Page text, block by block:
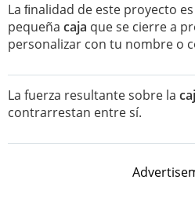
La ﬁnalidad de este proyecto
pequeña caja que se cierre a
personalizar con tu nombre o
La fuerza resultante sobre la
contrarrestan entre sí.